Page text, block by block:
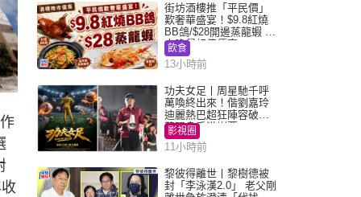
街坊酒樓推「平民價」
歎奢華盛宴！$9.8紅燒
BB鴿/$28開邊蒸龍蝦 3
大晚餐超值優惠
飲食
13小時前
功夫女足丨周星馳千呼
萬喚終出來！偕劉嘉玲
迪麗熱巴超狂陣容破天
荒現身香港謝票
影視圈
11小時前
黎彼得離世丨黎樹德被
封「李泳漢2.0」 老父剛